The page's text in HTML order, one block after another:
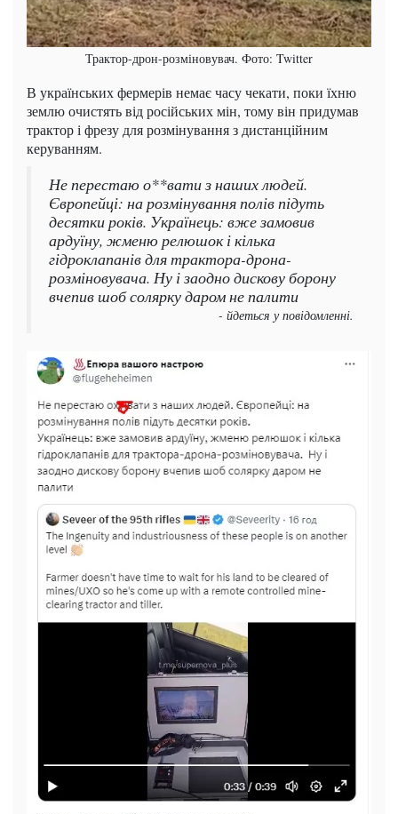
Трактор-дрон-розміновувач. Фото: Twitter
В українських фермерів немає часу чекати, поки їхню
землю очистять від російських мін, тому він придумав
трактор і фрезу для розмінування з дистанційним
керуванням.
Не перестаю о**вати з наших людей.
Європейці: на розмінування полів підуть
десятки років. Українець: вже замовив
ардуїну, жменю релюшок і кілька
гідроклапанів для трактора-дрона-
розміновувача. Ну і заодно дискову борону
вчепив шоб солярку даром не палити
- йдеться у повідомленні.